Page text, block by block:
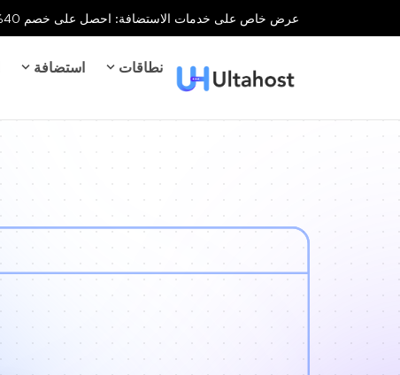
عرض خاص على خدمات الاستضافة: احصل على خصم 40% على جميع خدمات الاستضافة لفترة محدودة!
نطاقات استضافة